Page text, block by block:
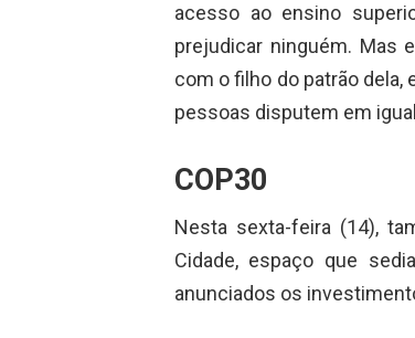
acesso ao ensino
prejudicar ninguém. Mas
com o filho do patrão dela,
pessoas disputem em
COP30
Nesta sexta-feira (14),
Cidade, espaço que
anunciados os